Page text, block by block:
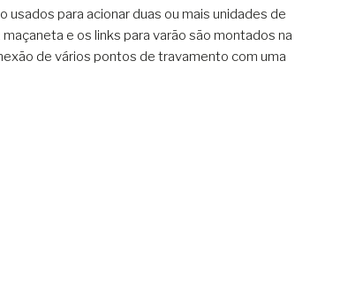
usados para acionar duas ou mais unidades de
e os links para varão são montados na
de vários pontos de travamento com uma